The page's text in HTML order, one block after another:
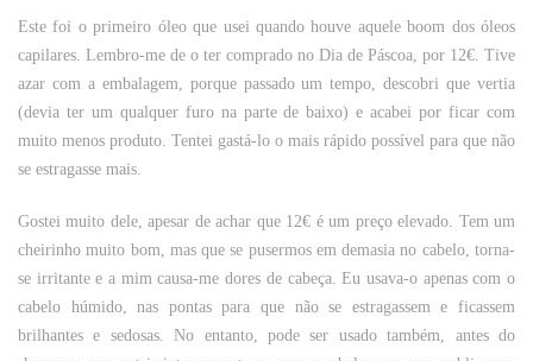
Este foi o primeiro óleo que usei quando houve aqueleboom dos óleos
capilares. Lembro-me de o ter comprado no Dia de Páscoa, por 12€. Tive
azar com a embalagem, porque passado um tempo, descobri que vertia
(devia ter um qualquer furo na parte de baixo) e acabei por ficar com
muito menos produto. Tentei gastá-lo o mais rápido possível para que não
se estragasse mais.
Gostei muito dele, apesar de achar que 12€ é um preço elevado. Tem um
cheirinho muito bom, mas que se pusermos em demasia no cabelo, torna-
se irritante e a mim causa-me dores de cabeça. Eu usava-o apenas com o
cabelo húmido, nas pontas para que não se estragassem e ficassem
brilhantes e sedosas. No entanto, pode ser usado também, antes do